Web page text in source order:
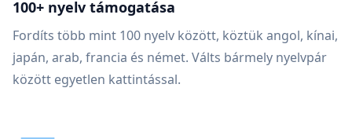
100+ nyelv támogatása
Fordíts több mint 100 nyelv között, köztük angol, kínai,
japán, arab, francia és német. Válts bármely nyelvpár
között egyetlen kattintással.